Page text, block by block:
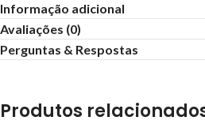
Informação adicional
Avaliações (0)
Perguntas & Respostas
Produtos